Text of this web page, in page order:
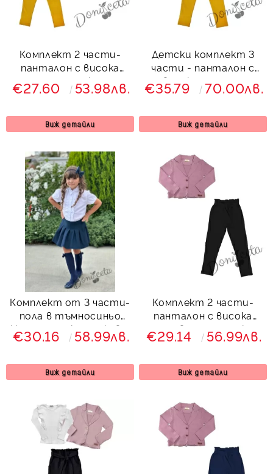
Комплект 2 части-
панталон с висока
талия и сако с
харбали и панделка в
€27.60 53.98лв.
Виж детайли
Детски комплект 3
части - панталон с
висока талия и
коланче и сако в
дълъг ръкав в бяло с
дантела Гери
€35.79 70.00лв.
Виж детайли
Комплект от 3 части-
пола в тъмносиньо
Ния, риза с къс ръкав с
къдрички и чорапки с
€30.16 58.99лв.
Виж детайли
Комплект 2 части-
панталон с висока
талия в черно и сако с
харбали и панделка в
€29.14 56.99лв.
Виж детайли